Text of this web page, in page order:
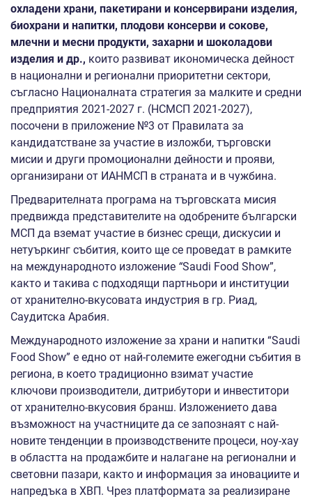
охладени храни, пакетирани и консервирани изделия,
биохрани и напитки, плодови консерви и сокове,
млечни и месни продукти, захарни и шоколадови
изделия и др., които развиват икономическа дейност
в национални и регионални приоритетни сектори,
съгласно Националната стратегия за малките и средни
предприятия 2021-2027 г. (НСМСП 2021-2027),
посочени в приложение №3 от Правилата за
кандидатстване за участие в изложби, търговски
мисии и други промоционални дейности и прояви,
организирани от ИАНМСП в страната и в чужбина.
Предварителната програма на търговската мисия
предвижда представителите на одобрените български
МСП да вземат участие в бизнес срещи, дискусии и
нетуъркинг събития, които ще се проведат в рамките
на международното изложение “Saudi Food Show”,
както и такива с подходящи партньори и институции
от хранително-вкусовата индустрия в гр. Риад,
Саудитска Арабия.
Международното изложение за храни и напитки “Saudi
Food Show” е едно от най-големите ежегодни събития в
региона, в което традиционно взимат участие
ключови производители, дитрибутори и инвеститори
от хранително-вкусовия бранш. Изложението дава
възможност на участниците да се запознаят с най-
новите тенденции в производствените процеси, ноу-хау
в областта на продажбите и налагане на регионални и
световни пазари, както и информация за иновациите и
напредъка в ХВП. Чрез платформата за реализиране